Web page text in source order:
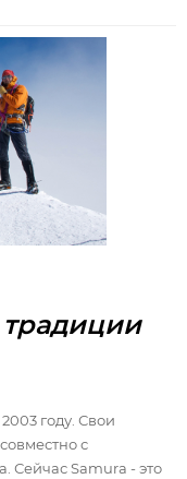
году. Свои
с
Сейчас Samura - это